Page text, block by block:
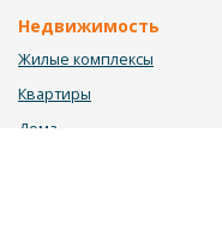
Недвижимость
Жилые комплексы
Квартиры
Дома